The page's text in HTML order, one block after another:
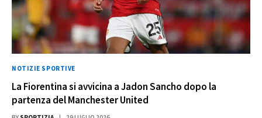
NOTIZIE SPORTIVE
La Fiorentina si avvicina a Jadon Sancho dopo la
partenza del Manchester United